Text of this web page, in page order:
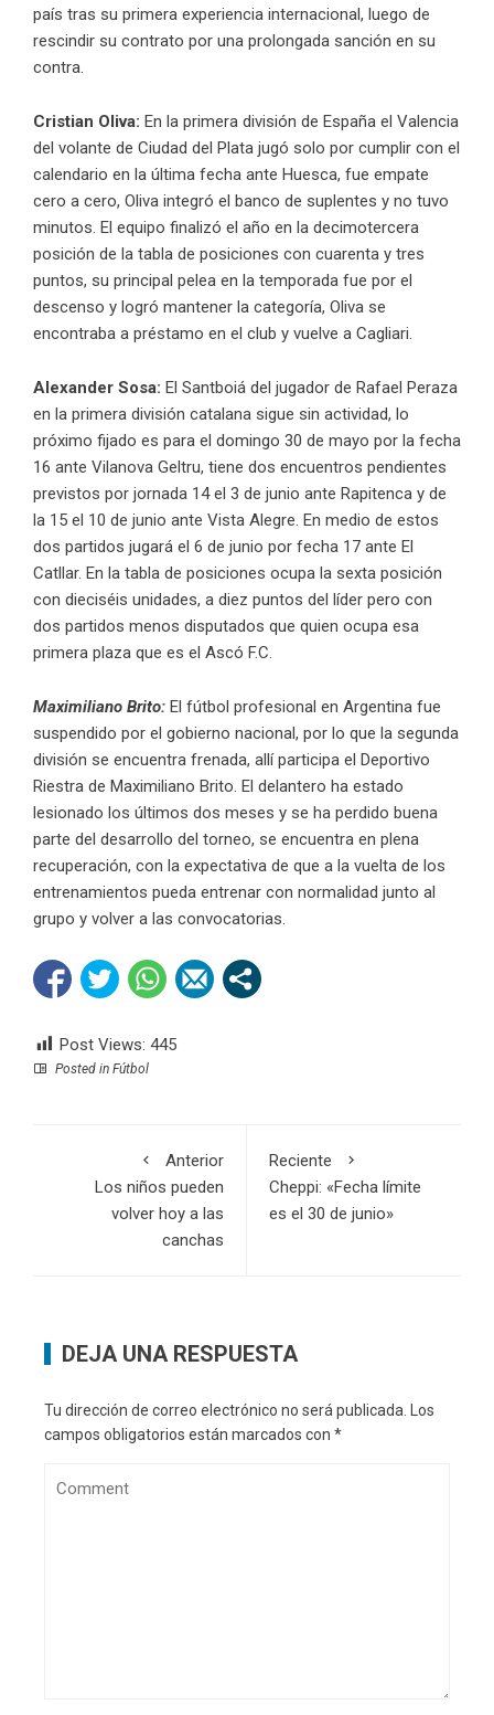
país tras su primera experiencia internacional, luego de
rescindir su contrato por una prolongada sanción en su
contra.
Cristian Oliva: En la primera división de España el Valencia
del volante de Ciudad del Plata jugó solo por cumplir con el
calendario en la última fecha ante Huesca, fue empate
cero a cero, Oliva integró el banco de suplentes y no tuvo
minutos. El equipo finalizó el año en la decimotercera
posición de la tabla de posiciones con cuarenta y tres
puntos, su principal pelea en la temporada fue por el
descenso y logró mantener la categoría, Oliva se
encontraba a préstamo en el club y vuelve a Cagliari.
Alexander Sosa: El Santboiá del jugador de Rafael Peraza
en la primera división catalana sigue sin actividad, lo
próximo fijado es para el domingo 30 de mayo por la fecha
16 ante Vilanova Geltru, tiene dos encuentros pendientes
previstos por jornada 14 el 3 de junio ante Rapitenca y de
la 15 el 10 de junio ante Vista Alegre. En medio de estos
dos partidos jugará el 6 de junio por fecha 17 ante El
Catllar. En la tabla de posiciones ocupa la sexta posición
con dieciséis unidades, a diez puntos del líder pero con
dos partidos menos disputados que quien ocupa esa
primera plaza que es el Ascó F.C.
Maximiliano Brito: El fútbol profesional en Argentina fue
suspendido por el gobierno nacional, por lo que la segunda
división se encuentra frenada, allí participa el Deportivo
Riestra de Maximiliano Brito. El delantero ha estado
lesionado los últimos dos meses y se ha perdido buena
parte del desarrollo del torneo, se encuentra en plena
recuperación, con la expectativa de que a la vuelta de los
entrenamientos pueda entrenar con normalidad junto al
grupo y volver a las convocatorias.
Post Views: 445
Posted in Fútbol
Anterior
Los niños pueden
volver hoy a las
canchas
Reciente
Cheppi: «Fecha límite
es el 30 de junio»
DEJA UNA RESPUESTA
Tu dirección de correo electrónico no será publicada. Los
campos obligatorios están marcados con *